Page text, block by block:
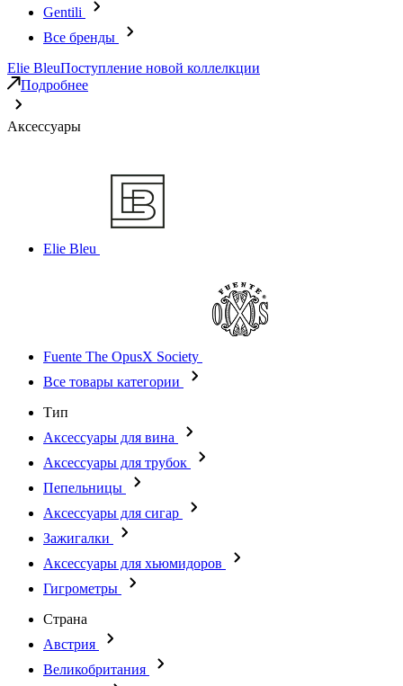
Gentili
Все бренды
Elie BleuПоступление новой коллелкции
Подробнее
Аксессуары
Elie Bleu
Fuente The OpusX Society
Все товары категории
Тип
Аксессуары для вина
Аксессуары для трубок
Пепельницы
Аксессуары для сигар
Зажигалки
Аксессуары для хьюмидоров
Гигрометры
Страна
Австрия
Великобритания